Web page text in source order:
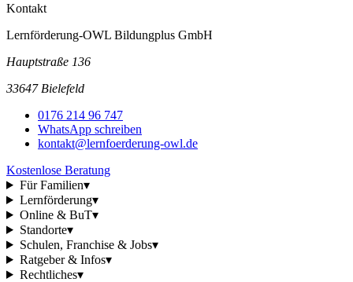
Kontakt
Lernförderung-OWL Bildungplus GmbH
Hauptstraße 136
33647 Bielefeld
0176 214 96 747
WhatsApp schreiben
kontakt@lernfoerderung-owl.de
Kostenlose Beratung
Für Familien▾
Lernförderung▾
Online & BuT▾
Standorte▾
Schulen, Franchise & Jobs▾
Ratgeber & Infos▾
Rechtliches▾